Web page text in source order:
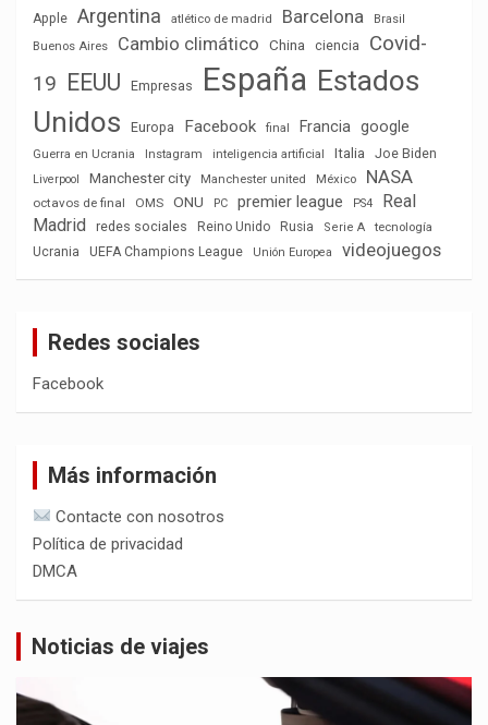
Apple Argentina atlético de madrid Barcelona
Brasil
Buenos Aires
Cambio climático China ciencia
Covid-
19 EEUU Empresas España Estados
Unidos
Europa Facebook final Francia google
Guerra en Ucrania Instagram inteligencia artificial Italia Joe Biden
Liverpool Manchester city Manchester united México NASA
octavos de final OMS ONU PC premier league PS4
Real
Madrid
redes sociales Reino Unido Rusia Serie A
tecnología
Ucrania
UEFA Champions League Unión Europea videojuegos
Redes sociales
Facebook
Más información
Contacte con nosotros
Política de privacidad
DMCA
Noticias de viajes